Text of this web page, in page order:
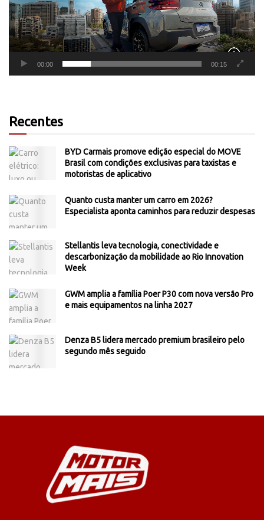
00:00 00:15
Recentes
BYD Carmais promove edição especial do MOVE
Brasil com condições exclusivas para taxistas e
motoristas de aplicativo
Quanto custa manter um carro em 2026?
Especialista aponta caminhos para reduzir despesas
Stellantis leva tecnologia, conectividade e
descarbonização da mobilidade ao Rio Innovation
Week
GWM amplia a família Poer P30 com nova versão Pro
e mais equipamentos na linha 2027
Denza B5 lidera mercado premium brasileiro pelo
segundo mês seguido